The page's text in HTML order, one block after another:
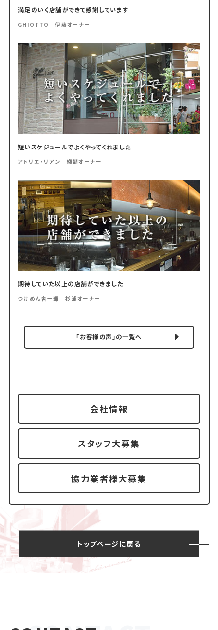
満足のいく店舗ができて感謝しています
GHIOTTO 伊藤オーナー
短いスケジュールでよくやってくれました
アトリエ・リアン 纐纈オーナー
期待していた以上の店舗ができました
つけめん舎一輝 杉浦オーナー
「お客様の声」の一覧へ
会社情報
スタッフ大募集
協力業者様大募集
トップページに戻る